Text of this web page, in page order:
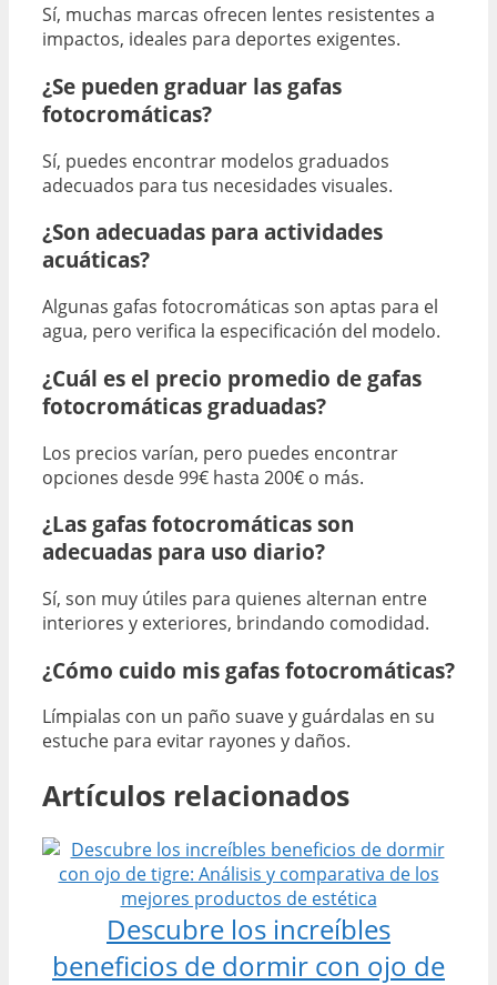
Sí, muchas marcas ofrecen lentes resistentes a
impactos, ideales para deportes exigentes.
¿Se pueden graduar las gafas
fotocromáticas?
Sí, puedes encontrar modelos graduados
adecuados para tus necesidades visuales.
¿Son adecuadas para actividades
acuáticas?
Algunas gafas fotocromáticas son aptas para el
agua, pero verifica la especificación del modelo.
¿Cuál es el precio promedio de gafas
fotocromáticas graduadas?
Los precios varían, pero puedes encontrar
opciones desde 99€ hasta 200€ o más.
¿Las gafas fotocromáticas son
adecuadas para uso diario?
Sí, son muy útiles para quienes alternan entre
interiores y exteriores, brindando comodidad.
¿Cómo cuido mis gafas fotocromáticas?
Límpialas con un paño suave y guárdalas en su
estuche para evitar rayones y daños.
Artículos relacionados
Descubre los increíbles
beneficios de dormir con ojo de